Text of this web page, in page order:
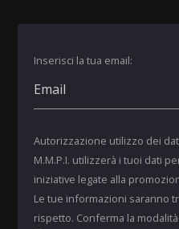
Inserisci la tua email:
Autorizzazione utilizzo dei
M.M.P.I. utilizzerà i tuoi dati
iniziative legate alla
Le tue informazioni saranno
rispetto. Conferma la